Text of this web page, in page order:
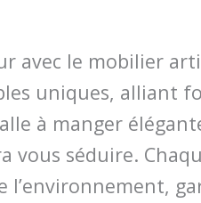
avec le mobilier
uniques, alliant
à manger
vous séduire.
l’environnement,